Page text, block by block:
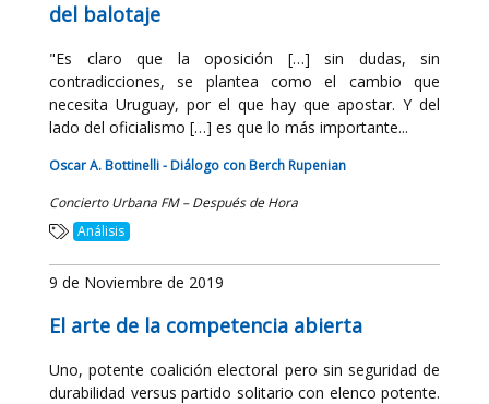
del balotaje
"Es claro que la oposición […] sin dudas, sin
contradicciones, se plantea como el cambio que
necesita Uruguay, por el que hay que apostar. Y del
lado del oficialismo […] es que lo más importante...
Oscar A. Bottinelli - Diálogo con Berch Rupenian
Concierto Urbana FM – Después de Hora
Análisis
9 de Noviembre de 2019
El arte de la competencia abierta
Uno, potente coalición electoral pero sin seguridad de
durabilidad versus partido solitario con elenco potente.